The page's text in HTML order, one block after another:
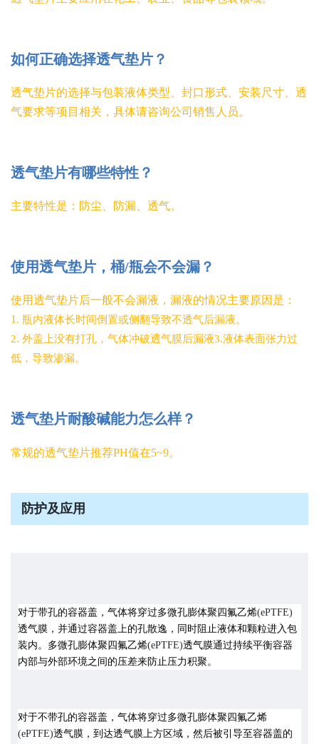
如何正确选择透气垫片？
透气垫片的选择与包装液体类型、封口形式、安装尺寸、透
气要求等项目相关，具体请咨询公司销售人员。
透气垫片有哪些特性？
主要特性是：防尘、防漏、透气。
使用透气垫片，桶/瓶会不会漏？
使用透气垫片后一般不会漏液，漏液的情况主要原因是：
1. 瓶内液体长时间倒置或侧翻导致不透气后漏液。
2. 外盖上没有打孔，气体冲破透气膜后漏液3.液体表面张力过
低，导致渗漏。
透气垫片耐酸碱能力怎么样？
常规的透气垫片推荐PH值在5~9。
防护及应用
对于带孔的容器盖，气体将穿过多微孔膨体聚四氟乙烯(ePTFE)
透气膜，并通过容器盖上的孔散逸，同时阻止液体和颗粒进入包
装内。多微孔膨体聚四氟乙烯(ePTFE)透气膜通过持续平衡容器
内部与外部环境之间的压差来防止压力积聚。
对于不带孔的容器盖，气体将穿过多微孔膨体聚四氟乙烯
(ePTFE)透气膜，到达透气膜上方区域，然后被引导至容器盖的